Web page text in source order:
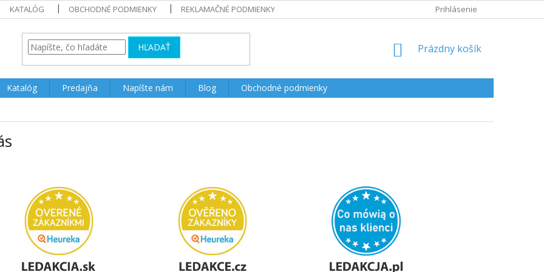
KATALÓG OBCHODNÉ PODMIENKY REKLAMAČNÉ PODMIENKY Prihlásenie
HĽADAŤ
NÁKUPNÝ
Prázdny košík
Katalóg Predajňa Napíšte nám Blog
Obchodné podmienky